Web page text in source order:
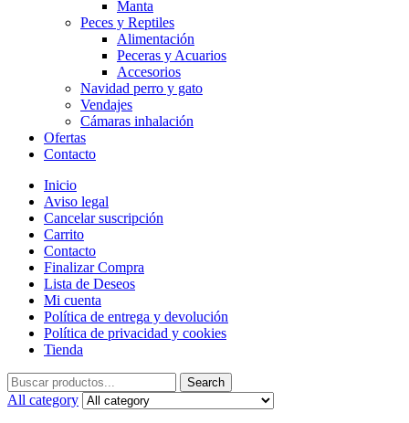
Manta
Peces y Reptiles
Alimentación
Peceras y Acuarios
Accesorios
Navidad perro y gato
Vendajes
Cámaras inhalación
Ofertas
Contacto
Inicio
Aviso legal
Cancelar suscripción
Carrito
Contacto
Finalizar Compra
Lista de Deseos
Mi cuenta
Política de entrega y devolución
Política de privacidad y cookies
Tienda
Search
for:
Search
All category